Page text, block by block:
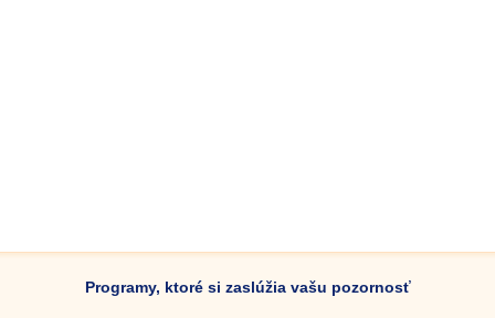
Programy, ktoré si zaslúžia vašu pozornosť